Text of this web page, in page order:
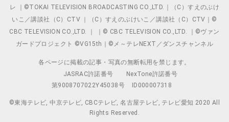
レ ｜©TOKAI TELEVISION BROADCASTING CO.,LTD.｜（C）すえのぶけ
いこ／講談社（C）CTV ｜（C）すえのぶけいこ／講談社（C）CTV｜©
CBC TELEVISION CO.,LTD. ｜ ｜© CBC TELEVISION CO.,LTD. ｜©ヴァン
ガードプロジェクト ©VG15th｜©メ～テレNEXT／ダンスチャンネル
各ページに掲載の記事・写真の無断転用を禁じます。
JASRAC許諾番号
NexTone許諾番号
第9008707022Y45038号
ID000007318
©東海テレビ, 中京テレビ, CBCテレビ, 名古屋テレビ, テレビ愛知 2020 All
Rights Reserved.